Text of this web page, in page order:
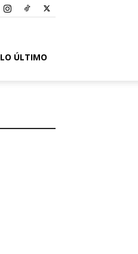
LO ÚLTIMO